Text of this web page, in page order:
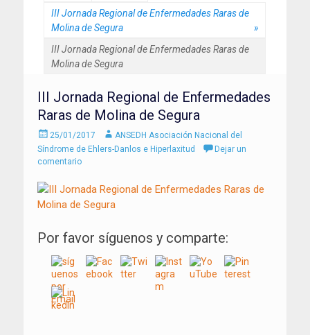
III Jornada Regional de Enfermedades Raras de
Molina de Segura
»
III Jornada Regional de Enfermedades Raras de
Molina de Segura
III Jornada Regional de Enfermedades
Raras de Molina de Segura
Enviado
el
25/01/2017 AutorANSEDH Asociación Nacional del
Síndrome de Ehlers-Danlos e Hiperlaxitud
Dejar un
comentario
Por favor síguenos y comparte: